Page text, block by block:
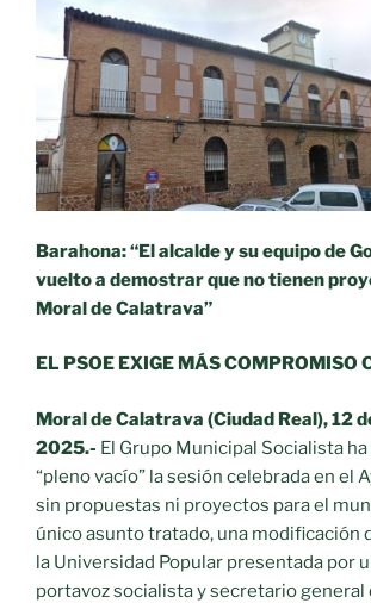
de
la
Vía
Verde
del
Molino
y
la
falta
de
del
municipal
del
PP
en
su
gestión»
Barahona: “El alcalde y su equipo de
vuelto a demostrar que notienen
Moral de Calatrava”
EL PSOE EXIGE MÁS COMPROMISO
Moral de Calatrava (Ciudad Real), 12
2025.- El Grupo Municipal Socialista
“pleno vacío” la sesión celebrada en el
sin propuestas ni proyectos para el
único asunto tratado, una modificación
la Universidad Popular presentada por
portavoz socialista y secretario general